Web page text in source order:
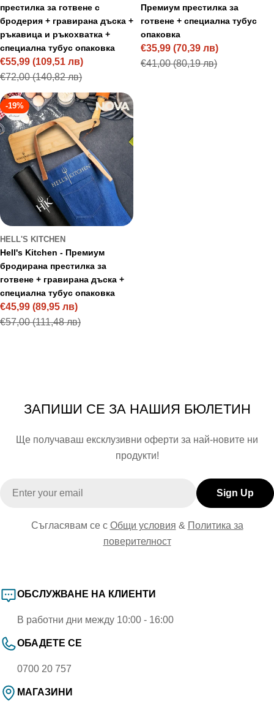
престилка за готвене с
бродерия + гравирана дъска +
ръкавица и ръкохватка +
специална тубус опаковка
Sale
€55,99 (109,51 лв)
Regular
€72,00(140,82 лв)
Премиум престилка за
готвене + специална тубус
опаковка
Sale
€35,99 (70,39 лв)
Regular
€41,00(80,19 лв)
-19%
HELL'S KITCHEN
Hell's Kitchen - Премиум
бродирана престилка за
готвене + гравирана дъска +
специална тубус опаковка
Sale
€45,99 (89,95 лв)
Regular
€57,00(111,48 лв)
ЗАПИШИ СЕ ЗА НАШИЯ БЮЛЕТИН
Ще получаваш ексклузивни оферти за най-новите ни
продукти!
Sign Up
Съгласявам се с Общи условия & Политика за
поверителност
ОБСЛУЖВАНЕ НА КЛИЕНТИ
В работни дни между 10:00 - 16:00
ОБАДЕТЕ СЕ
0700 20 757
МАГАЗИНИ